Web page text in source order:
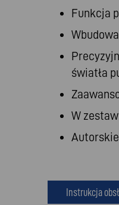
Funkcja
światła
W
Instrukcja